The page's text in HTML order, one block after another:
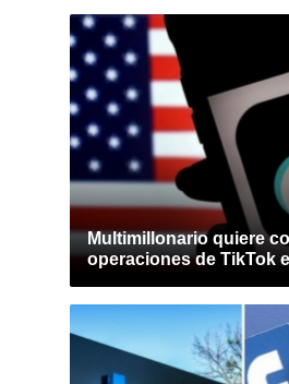
Multimillonario quiere
operaciones de TikTok